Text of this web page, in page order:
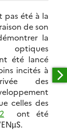
pas été à la
de son
la
optiques
été lancé
incités à
des
celles des
ont été